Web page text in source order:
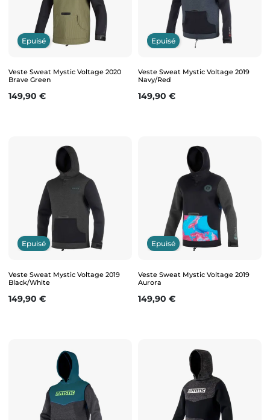
Epuisé
Veste Sweat Mystic Voltage 2020
Brave Green
Prix
149,90 €
Epuisé
Veste Sweat Mystic Voltage 2019
Navy/Red
Prix
149,90 €
Epuisé
Veste Sweat Mystic Voltage 2019
Black/White
Prix
149,90 €
Epuisé
Veste Sweat Mystic Voltage 2019
Aurora
Prix
149,90 €